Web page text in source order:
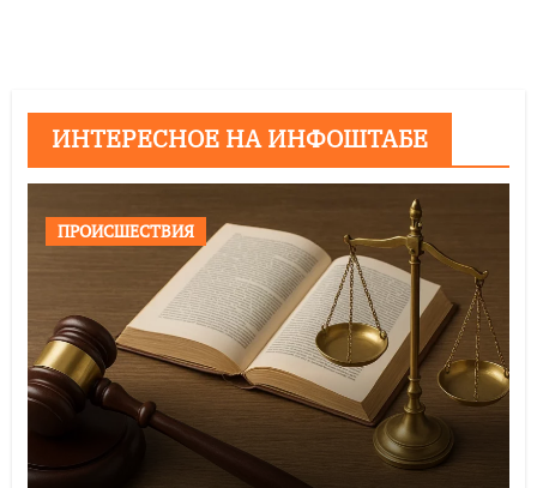
ИНТЕРЕСНОЕ НА ИНФОШТАБЕ
ПРОИСШЕСТВИЯ